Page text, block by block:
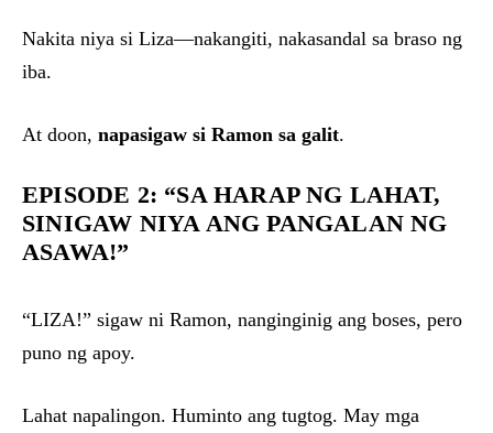
Nakita niya si Liza—nakangiti, nakasandal sa braso ng
iba.
At doon, napasigaw si Ramon sa galit.
EPISODE 2: “SA HARAP NG LAHAT,
SINIGAW NIYA ANG PANGALAN NG
ASAWA!”
“LIZA!” sigaw ni Ramon, nanginginig ang boses, pero
puno ng apoy.
Lahat napalingon. Huminto ang tugtog. May mga